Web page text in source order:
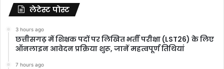
लेटेस्ट पोस्ट
3 hours ago
छत्तीसगढ़ में शिक्षक पदों पर लिखित भर्ती परीक्षा (LST26) के लिए
ऑनलाइन आवेदन प्रक्रिया शुरू, जानें महत्वपूर्ण तिथियां
7 hours ago